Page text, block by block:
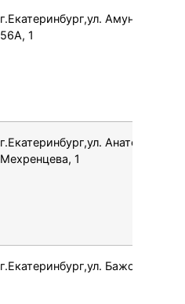
г.Екатеринбург,ул. Амундсена,
56А, 1
г.Екатеринбург,ул. Анатолия
Мехренцева, 1
г.Екатеринбург,ул. Бажова, 125